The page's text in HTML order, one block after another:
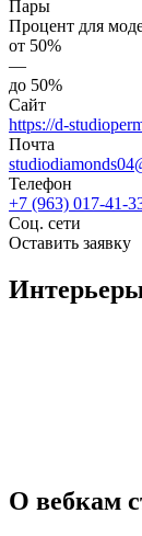
Пары
Процент для
от 50%
—
до 50%
Сайт
https://d-
Почта
Телефон
+7 (963) 017-41-
Соц. сети
Оставить заявку
О вебкам